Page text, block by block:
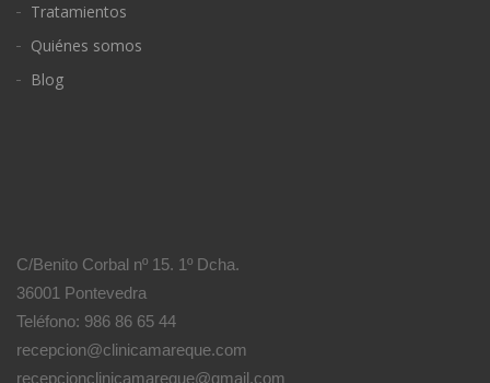
Tratamientos
Quiénes somos
Blog
C/Benito Corbal nº 15. 1º Dcha.
36001 Pontevedra
Teléfono: 986 86 65 44
recepcion@clinicamareque.com
recepcionclinicamareque@gmail.com